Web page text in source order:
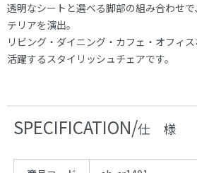
透明なシートと選べる脚部の組み合わせ
テリアを演出。
リビング・ダイニング・カフェ・オフィ
活躍するスタイリッシュチェアです。
SPECIFICATION/仕 様